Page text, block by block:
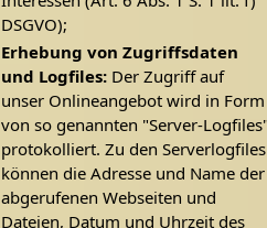
DSGVO);
Erhebung von Zugriffsdaten
und Logfiles:Der Zugriff auf
unser Onlineangebot wird in Form
von so genannten "Server-
protokolliert. Zu den Serverlogfiles
können die Adresse und Name der
abgerufenen Webseiten und
Dateien, Datum und Uhrzeit des